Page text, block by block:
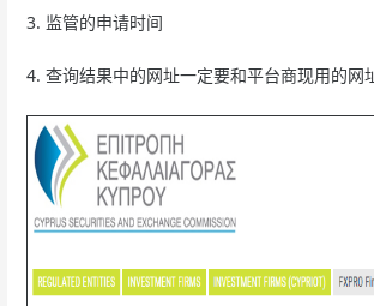
3. 监管的申请时间
4. 查询结果中的网址一定要和平台商现用的网